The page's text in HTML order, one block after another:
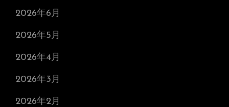
2026年6月
2026年5月
2026年4月
2026年3月
2026年2月